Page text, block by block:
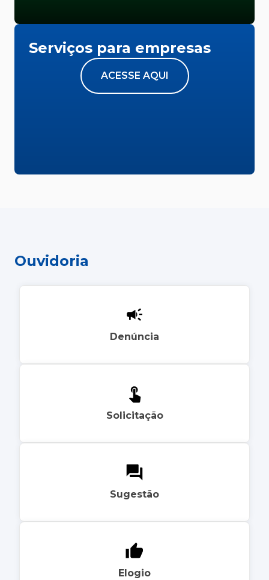
Serviços para empresas
ACESSE AQUI
Ouvidoria
Denúncia
Solicitação
Sugestão
Elogio